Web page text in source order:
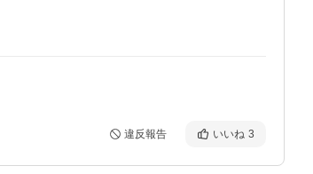
違反報告 いいね 3